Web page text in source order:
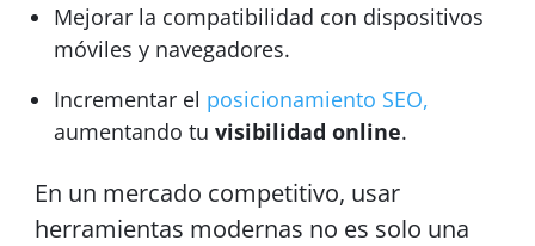
Mejorar la compatibilidad con dispositivos
móviles y navegadores.
Incrementar el posicionamiento SEO,
aumentando tuvisibilidad online.
En un mercado competitivo, usar
herramientas modernas no es solo una